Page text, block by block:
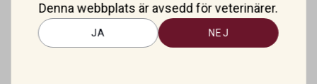
Antibiotikaförsäljningen till djur
Denna webbplats är avsedd för veterinärer.
JA NEJ